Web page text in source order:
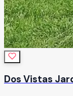
Dos Vistas